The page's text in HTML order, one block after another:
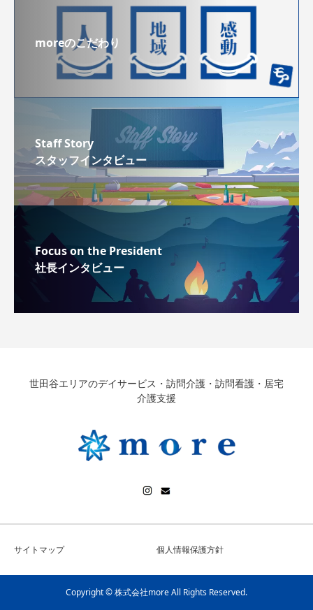
moreのこだわり
Staff Story
スタッフインタビュー
Focus on the President
社長インタビュー
世田谷エリアのデイサービス・訪問介護・訪問看護・居宅
介護支援
サイトマップ 個人情報保護方針
Copyright © 株式会社more All Rights Reserved.